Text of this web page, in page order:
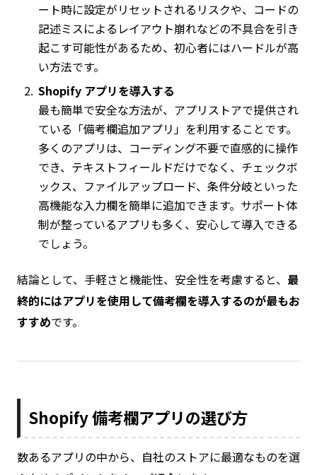
ート時に設定がリセットされるリスクや、コードの
記述ミスによるレイアウト崩れなどの不具合を引き
起こす可能性があるため、初心者にはハードルが高
い方法です。
Shopify アプリを導入する
最も簡単で安全な方法が、アプリストアで提供され
ている「備考欄追加アプリ」を利用することです。
多くのアプリは、コーディング不要で直感的に操作
でき、テキストフィールドだけでなく、チェックボ
ックス、ファイルアップロード、条件分岐といった
高機能な入力欄を簡単に追加できます。サポート体
制が整っているアプリも多く、安心して導入できる
でしょう。
結論として、手軽さと機能性、安全性を考慮すると、 最
終的にはアプリを使用して備考欄を導入するのが最もお
すすめです。
Shopify 備考欄アプリの選び方
数あるアプリの中から、自社のストアに最適なものを選